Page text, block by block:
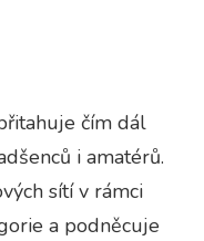
čím dál
i amatérů.
sítí v rámci
a podněcuje